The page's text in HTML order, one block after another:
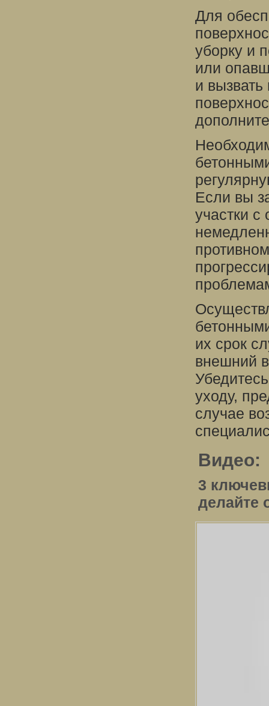
Для
уборку и
или
и
Если вы
участки с
их срок
внешний
уходу,
случае
Видео:
3
делайте